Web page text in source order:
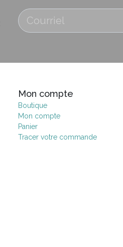
Mon compte
Boutique
Mon compte
Panier
Tracer votre commande